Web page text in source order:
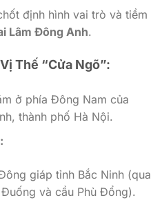
định hình vai trò và tiềm
Lâm Đông Anh.
Thế “Cửa Ngõ”:
ở phía Đông Nam của
thành phố Hà Nội.
giáp tỉnh Bắc Ninh (qua
và cầu Phù Đổng).